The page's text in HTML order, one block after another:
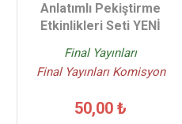
Anlatımlı Pekiştirme
Etkinlikleri Seti YENİ
Final Yayınları
Final Yayınları Komisyon
50,00 ₺